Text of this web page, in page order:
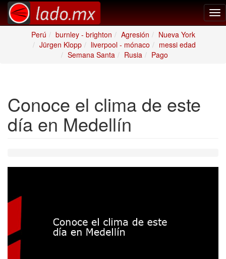
Perú
burnley - brighton Agresión
Nueva York
Jürgen Klopp
liverpool - mónaco
messi edad
Semana Santa
Rusia Pago
Conoce el clima de este
día en Medellín